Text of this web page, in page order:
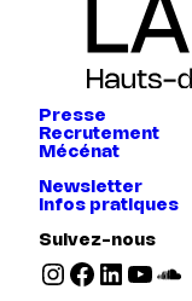
Presse
Recrutement
Mécénat
Newsletter
Infos pratiques
Suivez-nous
Instagram Facebook LinkedIn YouTube SoundCloud